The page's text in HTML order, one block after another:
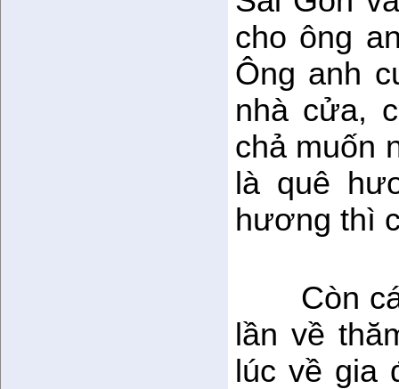
cho ông
Ông anh
nhà cửa,
chả muốn
là quê
hương thì
Còn
lần về
lúc về gia